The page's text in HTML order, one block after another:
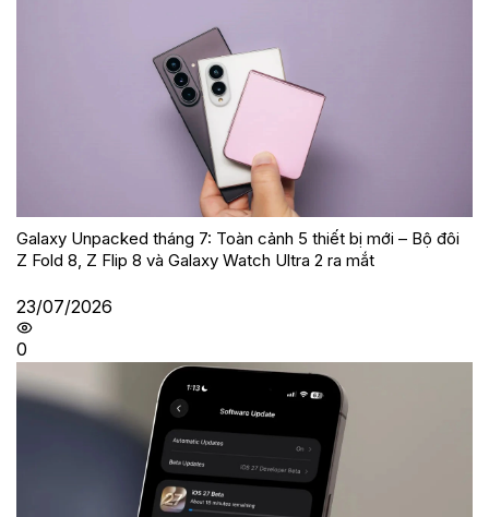
Galaxy Unpacked tháng 7: Toàn cảnh 5 thiết bị mới – Bộ đôi
Z Fold 8, Z Flip 8 và Galaxy Watch Ultra 2 ra mắt
23/07/2026
0